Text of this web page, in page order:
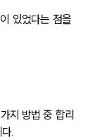
있었다는 점을
지 방법 중 합리
.